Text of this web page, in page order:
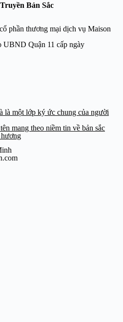
Bản Sắc
phần thương mại dịch vụ Maison
Quận 11 cấp ngày
là một lớp ký ức chung của người
mang theo niềm tin về bản sắc